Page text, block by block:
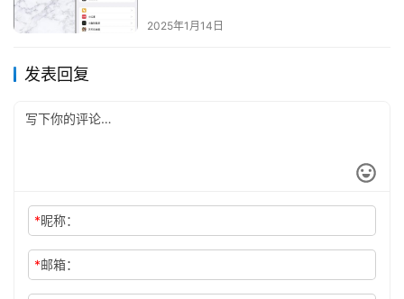
2025年1月14日
发表回复
*昵称：
*邮箱：